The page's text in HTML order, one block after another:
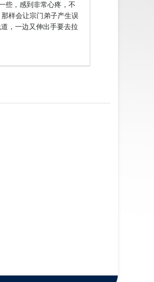
些，感到非常心疼，不
样会让宗门弟子产生误
，一边又伸出手要去拉